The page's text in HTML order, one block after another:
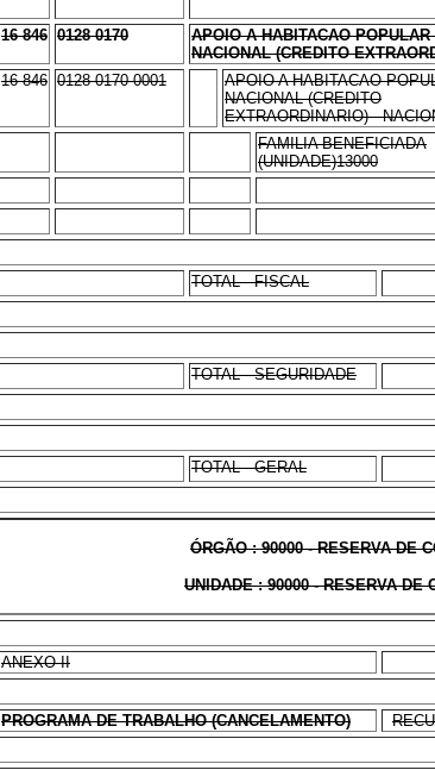
16 846 0128 0170
APOIO A HABITACAO POPULAR
NACIONAL (CREDITO
16 846 0128 0170 0001
APOIO A HABITACAO
NACIONAL (CREDITO
EXTRAORDINARIO) -
FAMILIA BENEFICIADA
(UNIDADE)13000
TOTAL - FISCAL
TOTAL - SEGURIDADE
TOTAL - GERAL
ÓRGÃO : 90000 - RESERVA DE
UNIDADE : 90000 - RESERVA DE
ANEXO II
PROGRAMA DE TRABALHO (CANCELAMENTO)